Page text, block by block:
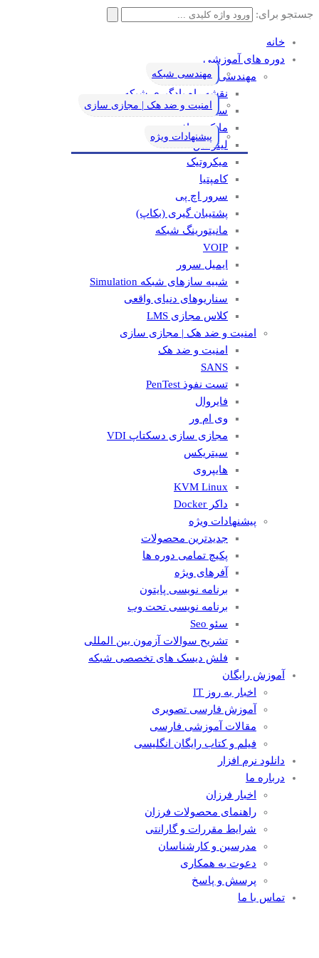
جستجو برای:
خانه
دوره های آموزشی
مهندسی شبکه
نقشه راه یادگیری شبکه
سیسکو
مایکروسافت
لینوکس
میکروتیک
کامپتیا
سرور اچ پی
پشتیبان گیری (بکاپ)
مانيتورينگ شبکه
VOIP
ایمیل سرور
شبیه سازهای شبکه Simulation
سناریوهای دنیای واقعی
کلاس مجازی LMS
امنیت و ضد هک | مجازی سازی
امنیت و ضد هک
SANS
تست نفوذ PenTest
فایروال
وی ام ور
مجازی سازی دسکتاپ VDI
سیتریکس
هایپروی
KVM Linux
داکر Docker
پیشنهادات ویژه
جدیدترین محصولات
پکیچ تمامی دوره ها
آفرهای ویژه
برنامه نویسی پایتون
برنامه نویسی تحت وب
سئو Seo
تشریح سوالات آزمون بین المللی
فلش دیسک های تخصصی شبکه
آموزش رایگان
اخبار به روز IT
آموزش فارسی تصویری
مقالات آموزشی فارسی
فیلم و کتاب رایگان انگلیسی
دانلود نرم افزار
درباره ما
اخبار فرزان
راهنمای محصولات فرزان
شرایط مقررات و گارانتی
مدرسین و کارشناسان
دعوت به همکاری
پرسش و پاسخ
تماس با ما
مهندسی شبکه
امنیت و ضد هک | مجازی سازی
پیشنهادات ویژه